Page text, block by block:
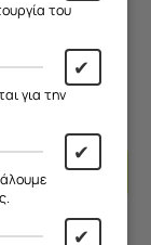
Στο
Καλάθι
του
✔
για την
✔
✔